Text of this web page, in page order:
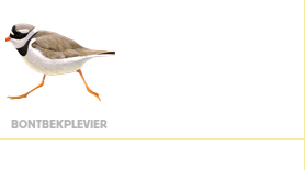
BONTBEKPLEVIER